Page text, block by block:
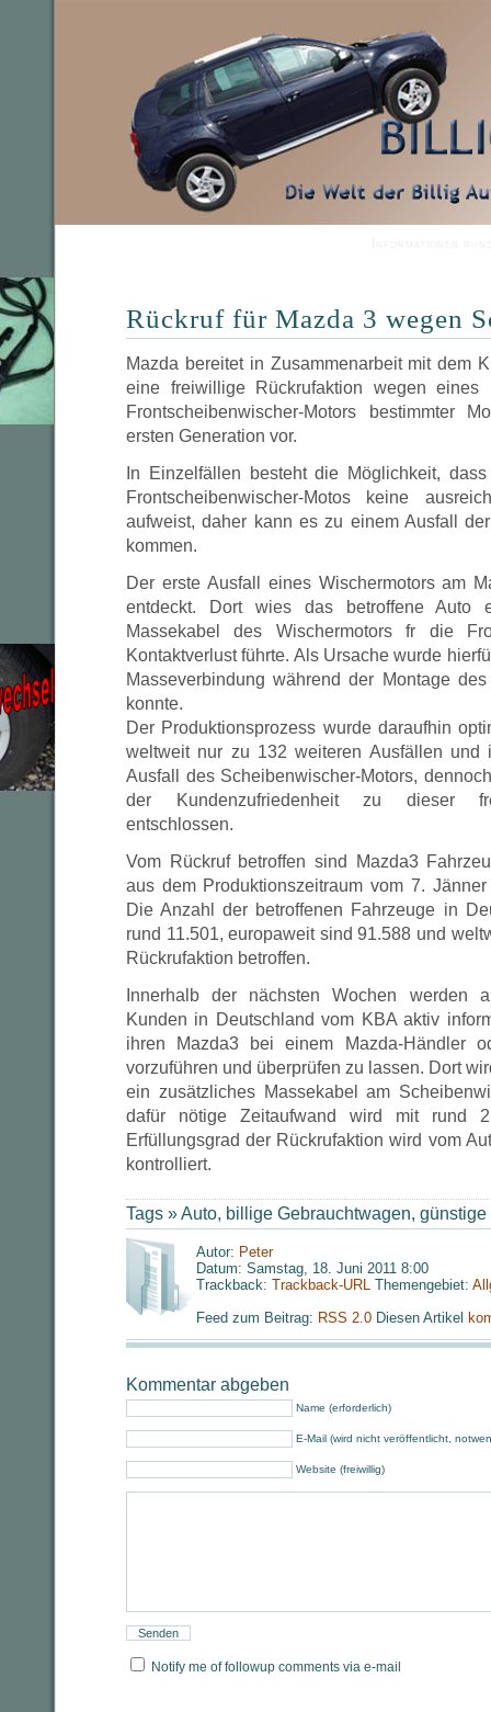
Rückruf für Mazda 3 wegen
Mazda bereitet in Zusammenarbeit mit dem
eine freiwillige Rückrufaktion wegen eines
Frontscheibenwischer-Motors bestimmter
ersten Generation vor.
In Einzelfällen besteht die Möglichkeit,
Frontscheibenwischer-Motos keine
aufweist, daher kann es zu einem Ausfall
kommen.
Der erste Ausfall eines Wischermotors am
entdeckt. Dort wies das betroffene Auto
Massekabel des Wischermotors fr die
Kontaktverlust führte. Als Ursache wurde
Masseverbindung während der Montage
konnte.
Der Produktionsprozess wurde daraufhin
weltweit nur zu 132 weiteren Ausfällen und
Ausfall des Scheibenwischer-Motors,
der Kundenzufriedenheit zu dieser
entschlossen.
Vom Rückruf betroffen sind Mazda3
aus dem Produktionszeitraum vom 7.
Die Anzahl der betroffenen Fahrzeuge in
rund 11.501, europaweit sind 91.588 und
Rückrufaktion betroffen.
Innerhalb der nächsten Wochen werden
Kunden in Deutschland vom KBA aktiv
ihren Mazda3 bei einem Mazda-Händler
vorzuführen und überprüfen zu lassen. Dort
ein zusätzliches Massekabel am
dafür nötige Zeitaufwand wird mit rund
Erfüllungsgrad der Rückrufaktion wird vom
kontrolliert.
Tags »Auto, billige Gebrauchtwagen, günstige
Autor: Peter
Datum: Samstag, 18. Juni 2011 8:00
Trackback: Trackback-URL Themengebiet:
Feed zum Beitrag: RSS 2.0 Diesen Artikel
Kommentar abgeben
Name (erforderlich)
E-Mail (wird nicht veröffentlicht,
Website (freiwillig)
Notify me of followup comments via e-mail